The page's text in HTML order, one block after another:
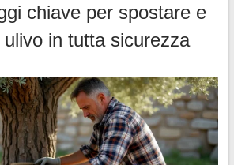
chiave per spostare e
in tutta sicurezza